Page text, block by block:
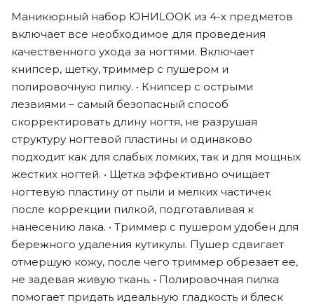
Маникюрный набор ЮНИLOOK из 4-х предметов
включает все необходимое для проведения
качественного ухода за ногтями. Включает
книпсер, щетку, триммер с пушером и
полировочную пилку. • Книпсер с острыми
лезвиями – самый безопасный способ
скорректировать длину ногтя, не разрушая
структуру ногтевой пластины и одинаково
подходит как для слабых ломких, так и для мощных
жестких ногтей. • Щетка эффективно очищает
ногтевую пластину от пыли и мелких частичек
после коррекции пилкой, подготавливая к
нанесению лака. • Триммер с пушером удобен для
бережного удаления кутикулы. Пушер сдвигает
отмершую кожу, после чего триммер обрезает ее,
не задевая живую ткань. • Полировочная пилка
помогает придать идеальную гладкость и блеск